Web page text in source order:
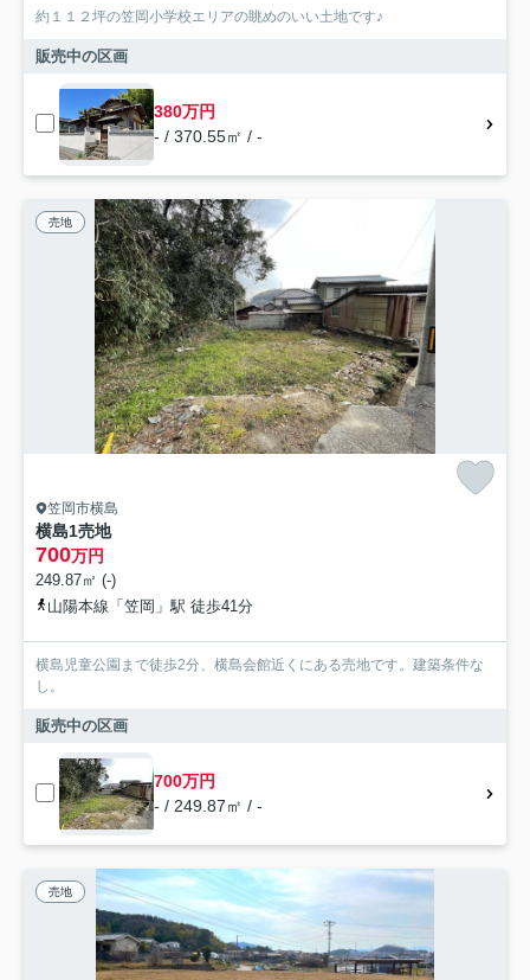
約１１２坪の笠岡小学校エリアの眺めのいい土地です♪
販売中の区画
380万円
- / 370.55㎡ / -
売地
笠岡市横島
横島1売地
700万円
249.87㎡ (-)
山陽本線「笠岡」駅 徒歩41分
横島児童公園まで徒歩2分、横島会館近くにある売地です。建築条件な
し。
販売中の区画
700万円
- / 249.87㎡ / -
売地